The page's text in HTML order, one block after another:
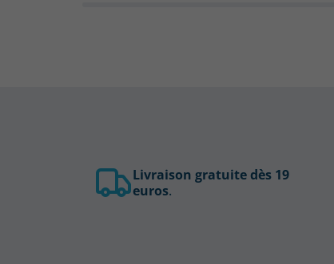
Livraison gratuite dès 19
euros.